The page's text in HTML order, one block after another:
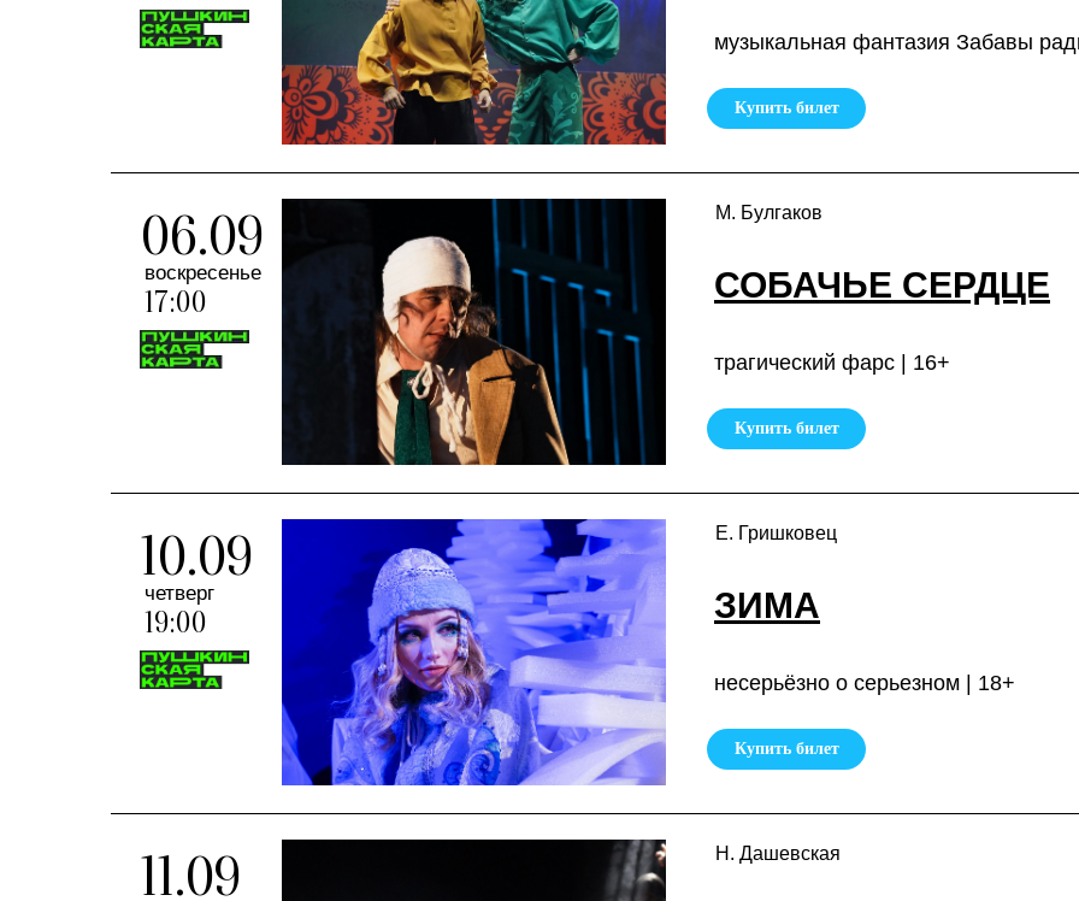
музыкальная фантазия Забавы
Купить билет
СОБАЧЬЕ СЕРДЦЕ
М. Булгаков
трагический фарс | 16+
17:00
Купить билет
воскресенье
06.09
ЗИМА
Е. Гришковец
несерьёзно о серьезном | 18+
19:00
Купить билет
четверг
10.09
Н. Дашевская
11.09